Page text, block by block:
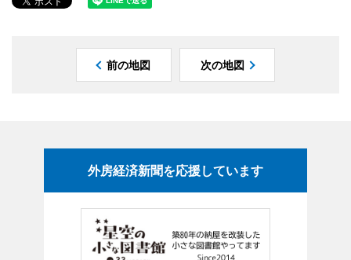
前の地図 次の地図
外房経済新聞を応援しています